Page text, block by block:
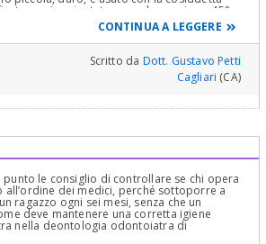
ossia orientato verso le gengive a 45° e
di rotazione, vibrazione e verticali che
circolare deciso è bene usare degli
l'opera di igiene domiciliare e il filo
nello spazio interdentale sempre una
ed abbracciando il dente come per
degli scovolini per chi avesse spazi
allegate!Cordialmente Gustavo
Gnatologia e Riabilitazione
Clinici Complessi ed Ortodonzia e
Petti, in Cagliari.
CONTINUA A LEGGERE
Scritto da Dott. Gustavo Petti
Cagliari (CA)
punto le consiglio di controllare se chi opera
all’ordine dei medici, perché sottoporre a
ragazzo ogni sei mesi, senza che un
deve mantenere una corretta igiene
nella deontologia odontoiatra di